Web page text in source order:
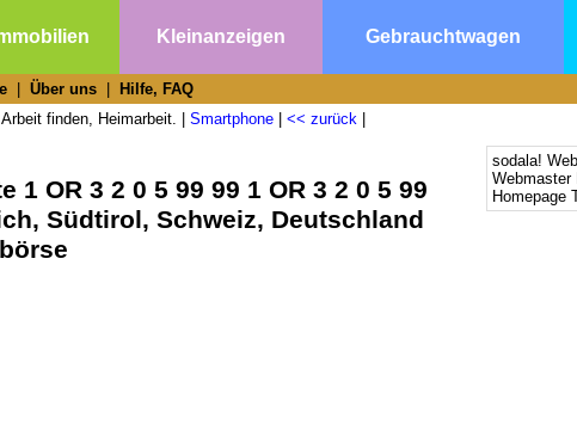
Kleinanzeigen Gebrauchtwagen
Über uns
Hilfe, FAQ
finden, Heimarbeit. | Smartphone << zurück
1 OR 3 2 0 5 99 99 1 OR 3 2 0 5 99
Südtirol, Schweiz, Deutschland
sodala!
Webmaster
Homepage